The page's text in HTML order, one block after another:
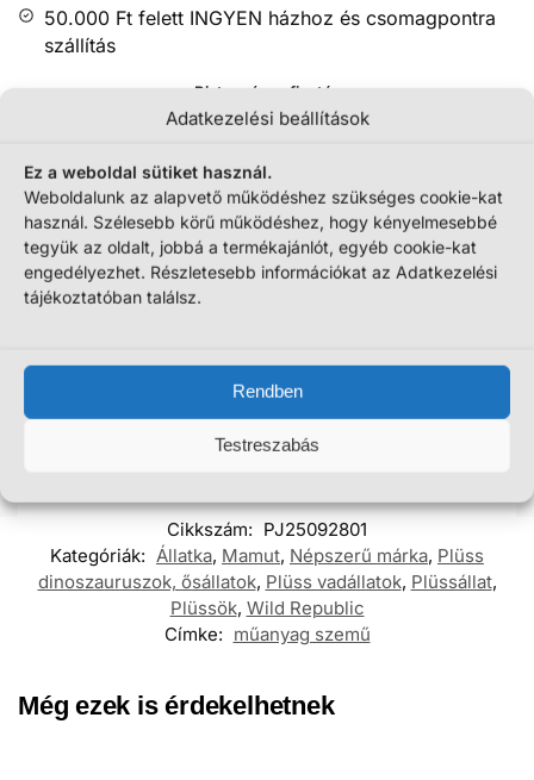
Adatkezelési beállítások
Ez a weboldal sütiket használ.
Weboldalunk az alapvető működéshez szükséges cookie-kat
használ. Szélesebb körű működéshez, hogy kényelmesebbé
tegyük az oldalt, jobbá a termékajánlót, egyéb cookie-kat
engedélyezhet. Részletesebb információkat az Adatkezelési
tájékoztatóban találsz.
Rendben
Testreszabás
50.000 Ft felett INGYEN házhoz és csomagpontra
szállítás
Biztonságos fizetés
További információk
Szállítási információk
Cikkszám: PJ25092801
Kategóriák: Állatka, Mamut, Népszerű márka, Plüss
dinoszauruszok, ősállatok, Plüss vadállatok​, Plüssállat,
Plüssök, Wild Republic
Címke: műanyag szemű
Még ezek is érdekelhetnek